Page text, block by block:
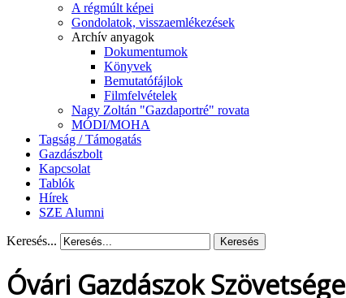
A régmúlt képei
Gondolatok, visszaemlékezések
Archív anyagok
Dokumentumok
Könyvek
Bemutatófájlok
Filmfelvételek
Nagy Zoltán "Gazdaportré" rovata
MÓDI/MOHA
Tagság / Támogatás
Gazdászbolt
Kapcsolat
Tablók
Hírek
SZE Alumni
Keresés... Keresés
Óvári Gazdászok Szövetsége